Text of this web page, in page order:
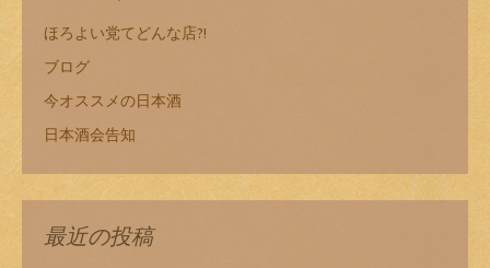
ほろよい党てどんな店?!
ブログ
今オススメの日本酒
日本酒会告知
最近の投稿